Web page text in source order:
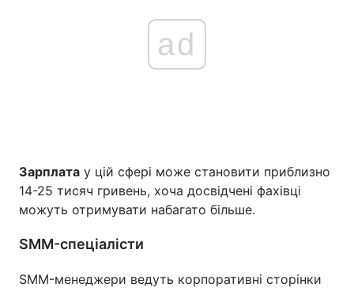
ad
Зарплата у цій сфері може становити приблизно
14-25 тисяч гривень, хоча досвідчені фахівці
можуть отримувати набагато більше.
SMM-спеціалісти
SMM-менеджери ведуть корпоративні сторінки